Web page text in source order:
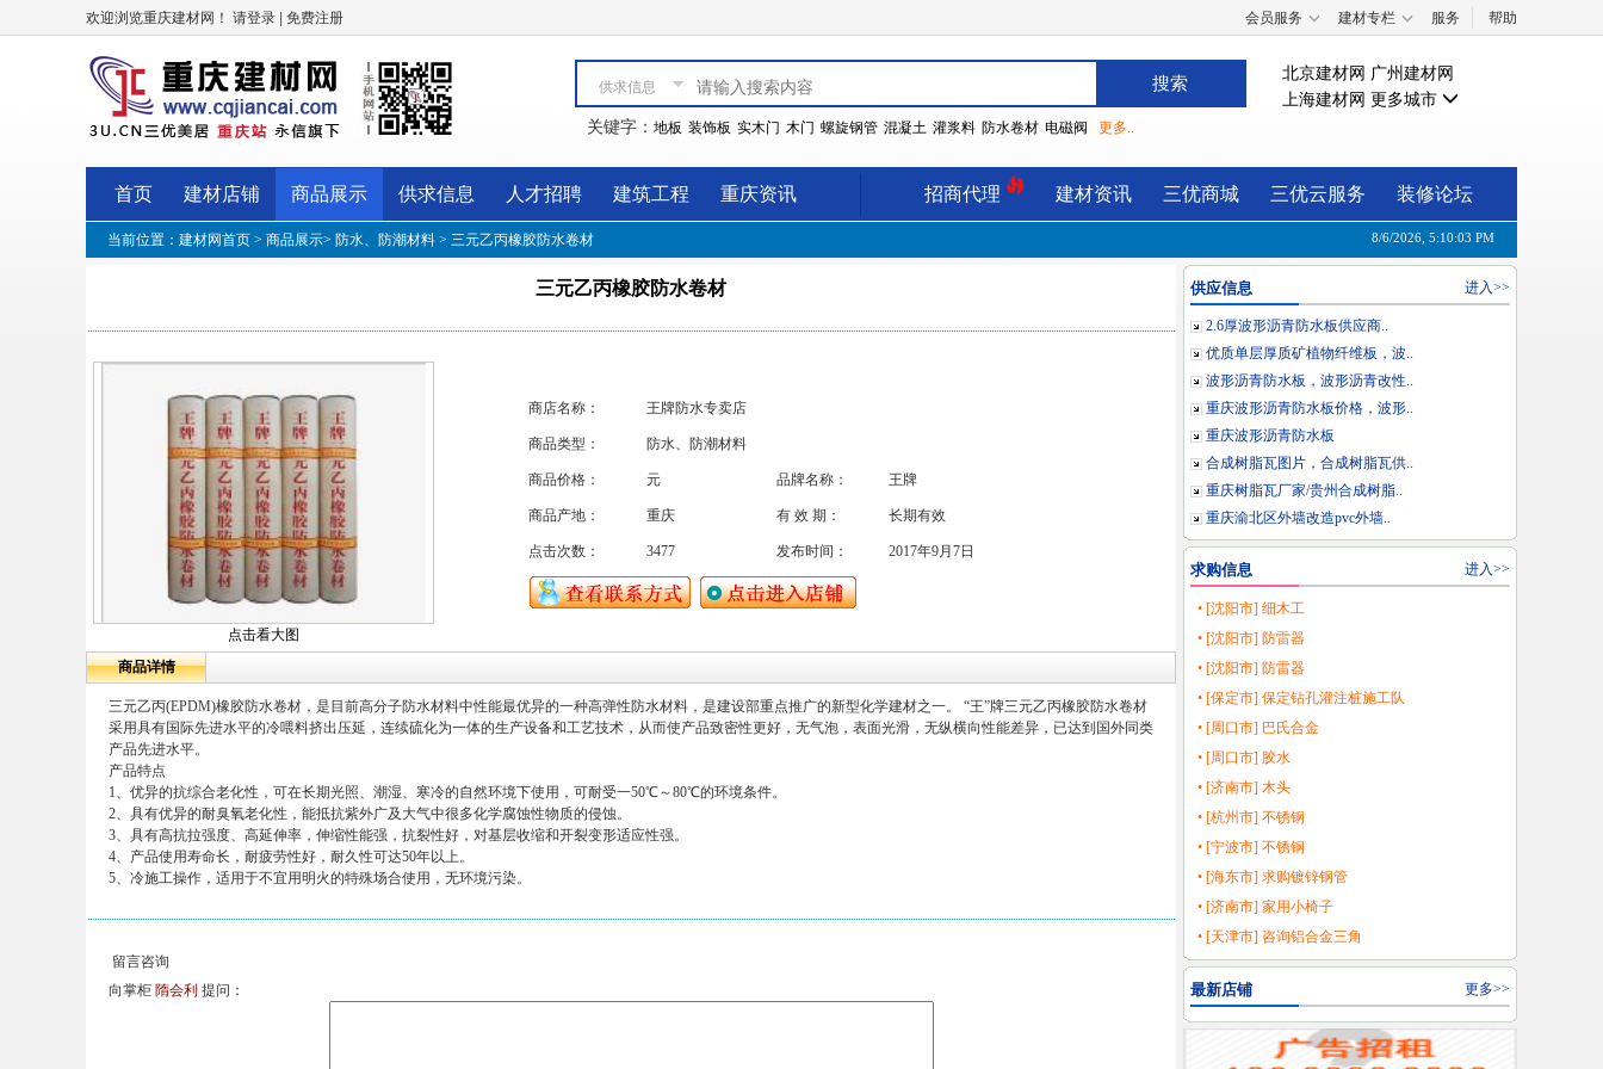
欢迎浏览重庆建材网！ 请登录 | 免费注册 会员服务 建材专栏 服务 帮助
供求信息
关键字： 地板 装饰板 实木门 木门 螺旋钢管 混凝土 灌浆料 防水卷材 电磁阀 更多..
北京建材网 广州建材网
上海建材网 更多城市
首页 建材店铺 商品展示 供求信息 人才招聘 建筑工程 重庆资讯 招商代理 建材资讯 三优商城 三优云服务 装修论坛
当前位置： 建材网首页 > 商品展示> 防水、防潮材料 > 三元乙丙橡胶防水卷材 8/6/2026, 5:10:03 PM
三元乙丙橡胶防水卷材
点击看大图
商店名称： 王牌防水专卖店
商品类型： 防水、防潮材料
商品价格： 元 品牌名称： 王牌
商品产地： 重庆 有 效 期： 长期有效
点击次数： 3477 发布时间： 2017年9月7日
商品详情
三元乙丙(EPDM)橡胶防水卷材，是目前高分子防水材料中性能最优异的一种高弹性防水材料，是建设部重点推广的新型化学建材之一。 “王”牌三元乙丙橡胶防水卷材
采用具有国际先进水平的冷喂料挤出压延，连续硫化为一体的生产设备和工艺技术，从而使产品致密性更好，无气泡，表面光滑，无纵横向性能差异，已达到国外同类
产品先进水平。
产品特点
1、优异的抗综合老化性，可在长期光照、潮湿、寒冷的自然环境下使用，可耐受一50℃～80℃的环境条件。
2、具有优异的耐臭氧老化性，能抵抗紫外广及大气中很多化学腐蚀性物质的侵蚀。
3、具有高抗拉强度、高延伸率，伸缩性能强，抗裂性好，对基层收缩和开裂变形适应性强。
4、产品使用寿命长，耐疲劳性好，耐久性可达50年以上。
5、冷施工操作，适用于不宜用明火的特殊场合使用，无环境污染。
留言咨询
向掌柜 隋会利 提问：
供应信息 进入>>
2.6厚波形沥青防水板供应商..
优质单层厚质矿植物纤维板，波..
波形沥青防水板，波形沥青改性..
重庆波形沥青防水板价格，波形..
重庆波形沥青防水板
合成树脂瓦图片，合成树脂瓦供..
重庆树脂瓦厂家/贵州合成树脂..
重庆渝北区外墙改造pvc外墙..
求购信息 进入>>
• [沈阳市] 细木工
• [沈阳市] 防雷器
• [沈阳市] 防雷器
• [保定市] 保定钻孔灌注桩施工队
• [周口市] 巴氏合金
• [周口市] 胶水
• [济南市] 木头
• [杭州市] 不锈钢
• [宁波市] 不锈钢
• [海东市] 求购镀锌钢管
• [济南市] 家用小椅子
• [天津市] 咨询铝合金三角
最新店铺 更多>>